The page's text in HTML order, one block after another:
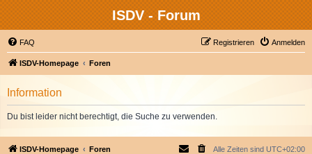
ISDV - Forum
FAQ Anmelden
Registrieren
ISDV-Homepage Foren
Information
Du bist leider nicht berechtigt, die Suche zu verwenden.
ISDV-Homepage Foren Alle Zeiten sind UTC+02:00